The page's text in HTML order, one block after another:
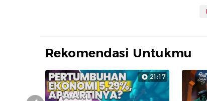
Rekomendasi Untukmu
21:17